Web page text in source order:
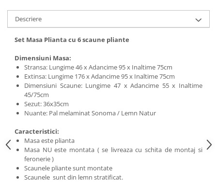
Descriere
Set Masa Plianta cu 6 scaune pliante
Dimensiuni Masa:
Stransa: Lungime 46 x Adancime 95 x Inaltime 75cm
Extinsa: Lungime 176 x Adancime 95 x Inaltime 75cm
Dimensiuni Scaune: Lungime 47 x Adancime 55 x Inaltime
45/75cm
Sezut: 36x35cm
Nuante: Pal melaminat Sonoma / Lemn Natur
Caracteristici:
Masa este plianta
Masa NU este montata ( se livreaza cu schita de montaj si
feronerie )
Scaunele pliante sunt montate
Scaunele sunt din lemn stratificat.